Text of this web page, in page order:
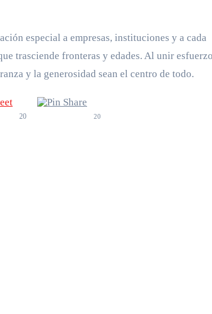
especial a empresas, instituciones y a cada
trasciende fronteras y edades. Al unir
y la generosidad sean el centro de todo.
20
20